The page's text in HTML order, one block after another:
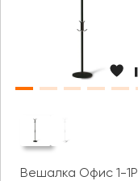
Вешалка Офис 1-1Р